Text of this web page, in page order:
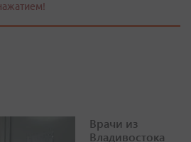
Врачи из
Владивостока